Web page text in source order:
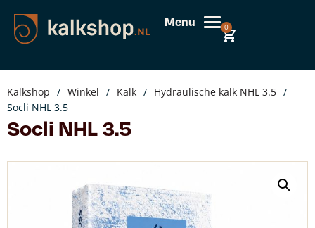
Menu 0
Kalkshop / Winkel / Kalk / Hydraulische kalk NHL 3.5 /
Socli NHL 3.5
Socli NHL 3.5